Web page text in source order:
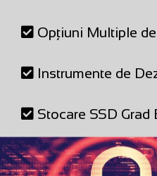
Opțiuni Multiple
Instrumente de
Stocare SSD Grad